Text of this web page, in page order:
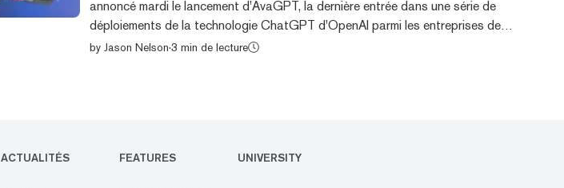
annoncé mardi le lancement d'AvaGPT, la dernière entrée dans une série de
déploiements de la technologie ChatGPT d'OpenAI parmi les entreprises de
blockchain. «Les deux choses que [AvaGPT] fournit sont de répondre
by Jason Nelson·3 min de lecture
ACTUALITÉS FEATURES UNIVERSITY